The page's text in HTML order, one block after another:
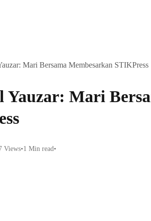
Mari Bersama Membesarkan STIKPress
Yauzar: Mari
Views•1 Min read•